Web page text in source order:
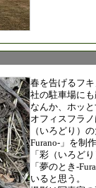
春を告げるフ
社の駐車場にも
なんか、ホッと
オフィスフラ
（いろどり）
Furano-」を制
「彩（いろど
「夢のとき-
いると思う。